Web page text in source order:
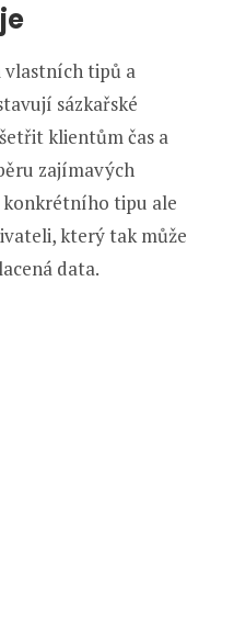
vlastních tipů a
sázkařské
klientům čas a
zajímavých
tipu ale
který tak může
data.